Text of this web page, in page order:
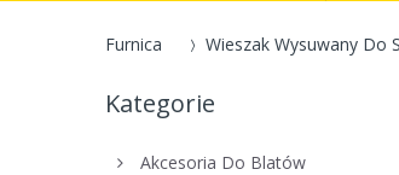
Furnica Wieszak Wysuwany Do
Kategorie
Akcesoria Do Blatów